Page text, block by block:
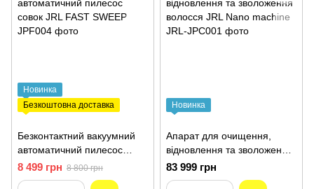
Новинка
Безкоштовна доставка
Безконтактний вакуумний
автоматичний пилесос
совок JRL FAST SWEEP
JPF004
8 499 грн 8 800 грн
Новинка
Апарат для очищення,
відновлення та зволоження
волосся JRL Nano machine
JRL-JPС001
83 999 грн